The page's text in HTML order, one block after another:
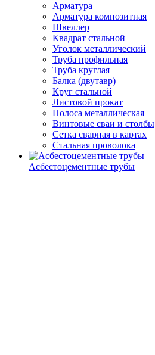
Арматура
Арматура композитная
Швеллер
Квадрат стальной
Уголок металлический
Труба профильная
Труба круглая
Балка (двутавр)
Круг стальной
Листовой прокат
Полоса металлическая
Винтовые сваи и столбы
Сетка сварная в картах
Стальная проволока
Асбестоцементные трубы